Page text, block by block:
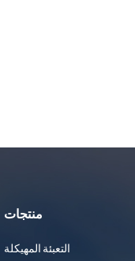
منتجات
التعبئة المهيكلة